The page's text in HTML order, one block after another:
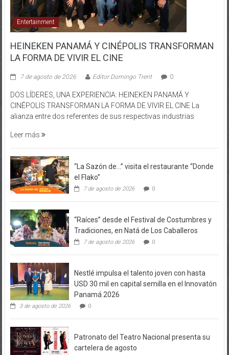
Entertainment
HEINEKEN PANAMÁ Y CINÉPOLIS TRANSFORMAN
LA FORMA DE VIVIR EL CINE
7 de agosto de 2026 Editor Domingo Trent 0
DOS LÍDERES, UNA EXPERIENCIA: HEINEKEN PANAMÁ Y
CINÉPOLIS TRANSFORMAN LA FORMA DE VIVIR EL CINE La
alianza entre dos referentes de sus respectivas industrias
Leer más
“La Sazón de…” visita el restaurante “Donde
el Flako”
7 de agosto de 2026 0
“Raíces” desde el Festival de Costumbres y
Tradiciones, en Natá de Los Caballeros
7 de agosto de 2026 0
Nestlé impulsa el talento joven con hasta
USD 30 mil en capital semilla en el Innovatón
Panamá 2026
3 de agosto de 2026 0
Patronato del Teatro Nacional presenta su
cartelera de agosto